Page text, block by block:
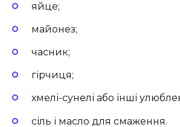
яйце;
майонез;
часник;
гірчиця;
хмелі-сунелі або інші
сіль і масло для смаження.